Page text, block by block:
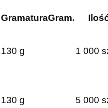
GramaturaGram.
130 g 1 000
130 g 5 000